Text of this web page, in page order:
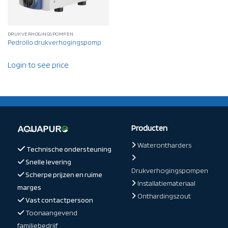
DRUKVERHOGINGSPOMPEN
Pedrollo drukverhogingspomp
Login to see price
Technische ondersteuning
Snelle levering
Scherpe prijzen en ruime
marges
Vast contactpersoon
Toonaangevend
familiebedrijf
Producten
Waterontharders
Drukverhogingspompen
Installatiemateriaal
Onthardingszout